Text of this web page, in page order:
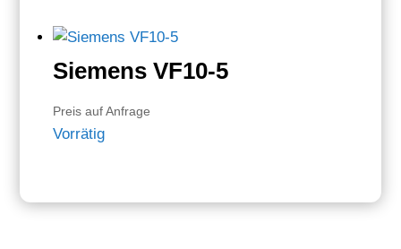
Siemens VF10-5
Preis auf Anfrage
Vorrätig